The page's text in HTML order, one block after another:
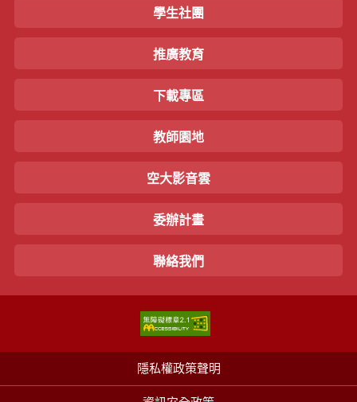
學生社團
推廣教育
下載專區
教師園地
空大影音雲
委辦計畫
聯絡我們
隱私權政策聲明